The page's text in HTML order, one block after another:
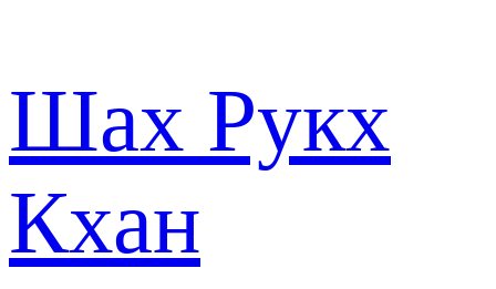
Шах Рукх
Кхан